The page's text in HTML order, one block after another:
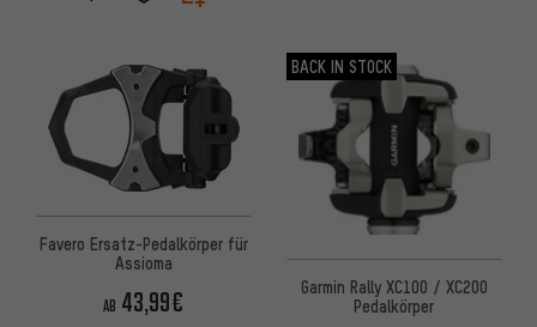
Favero Ersatz-Pedalkörper für
Assioma
AB 43,99€
BACK IN STOCK
Garmin Rally XC100 / XC200
Pedalkörper